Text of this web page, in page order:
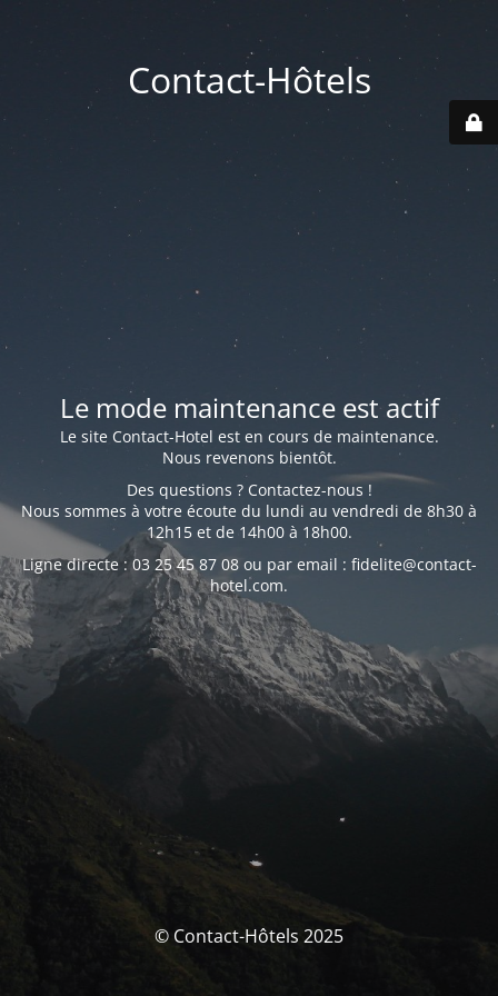
Contact-Hôtels
Le mode maintenance est actif
Le site Contact-Hotel est en cours de maintenance.
Nous revenons bientôt.
Des questions ? Contactez-nous !
Nous sommes à votre écoute du lundi au vendredi de 8h30 à
12h15 et de 14h00 à 18h00.
Ligne directe : 03 25 45 87 08 ou par email : fidelite@contact-
hotel.com.
© Contact-Hôtels 2025